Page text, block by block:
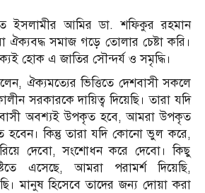
ইসলামীর আমির ডা. শফিকুর রহমান
সমাজ গড়ে তোলার চেষ্টা করি।
হোক এ জাতির সৌন্দর্য ও সমৃদ্ধি।
ঐক্যমত্যের ভিত্তিতে দেশবাসী সকলে
সরকারকে দায়িত্ব দিয়েছি। তারা যদি
অবশ্যই উপকৃত হবে, আমরা উপকৃত
কিন্তু তারা যদি কোনো ভুল করে,
দেবো, সংশোধন করে দেবো। কিছু
এসেছে, আমরা পরামর্শ দিয়েছি,
মানুষ হিসেবে তাদের জন্য দোয়া করা